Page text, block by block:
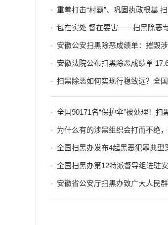
重拳打击“村霸”、巩固执政根基
包在实处 督在要害——扫黑除恶
安徽公安扫黑除恶成绩单：摧毁
安徽法院公布扫黑除恶成绩单
扫黑除恶如何实现行稳致远？全
全国90171名“保护伞”被处理！扫
为什么有的涉黑组织会打而不绝
全国扫黑办发布4起黑恶犯罪典型
全国扫黑办第12特派督导组进驻
安徽省公安厅扫黑办致广大人民